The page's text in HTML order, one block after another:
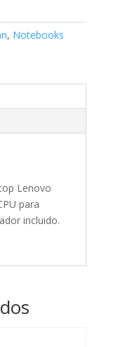
, Notebooks
Lenovo
para
incluido.